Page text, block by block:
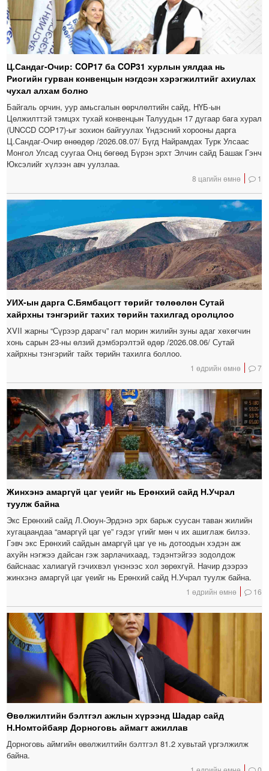
Ц.Сандаг-Очир: COP17 ба COP31 хурлын уялдаа нь
Риогийн гурван конвенцын нэгдсэн хэрэгжилтийг ахиулах
чухал алхам болно
Байгаль орчин, уур амьсгалын өөрчлөлтийн сайд, НҮБ-ын
Цөлжилттэй тэмцэх тухай конвенцын Талуудын 17 дугаар бага хурал
(UNCCD COP17)-ыг зохион байгуулах Үндэсний хорооны дарга
Ц.Сандаг-Очир өнөөдөр /2026.08.07/ Бүгд Найрамдах Турк Улсаас
Монгол Улсад суугаа Онц бөгөөд Бүрэн эрхт Элчин сайд Башак Гэнч
Юксэлийг хүлээн авч уулзлаа.
8 цагийн өмнө 1
УИХ-ын дарга С.Бямбацогт төрийг төлөөлөн Сутай
хайрхны тэнгэрийг тахих төрийн тахилгад оролцлоо
XVII жарны “Сүрээр дарагч” гал морин жилийн зуны адаг хөхөгчин
хонь сарын 23-ны өлзий дэмбэрэлтэй өдөр /2026.08.06/ Сутай
хайрхны тэнгэрийг тайх төрийн тахилга боллоо.
1 өдрийн өмнө 7
Жинхэнэ амаргүй цаг үеийг нь Ерөнхий сайд Н.Учрал
туулж байна
Экс Ерөнхий сайд Л.Оюун-Эрдэнэ эрх барьж суусан таван жилийн
хугацаандаа “амаргүй цаг үе” гэдэг үгийг мөн ч их ашиглаж билээ.
Гэвч экс Ерөнхий сайдын амаргүй цаг үе нь дотоодын хэдэн аж
ахуйн нэгжээ дайсан гэж зарлачихаад, тэдэнтэйгээ зодолдож
байснаас халиагүй гэчихвэл үнэнээс хол зөрөхгүй. Начир дээрээ
жинхэнэ амаргүй цаг үеийг нь Ерөнхий сайд Н.Учрал туулж байна.
1 өдрийн өмнө 16
Өвөлжилтийн бэлтгэл ажлын хүрээнд Шадар сайд
Н.Номтойбаяр Дорноговь аймагт ажиллав
Дорноговь аймгийн өвөлжилтийн бэлтгэл 81.2 хувьтай үргэлжилж
байна.